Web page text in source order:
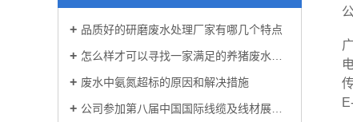
品质好的研磨废水处理厂家有哪几个特点
怎么样才可以寻找一家满足的养猪废水处理公司
废水中氨氮超标的原因和解决措施
公司参加第八届中国国际线缆及线材展览会